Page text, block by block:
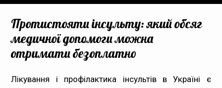
Громадське здоров’я
Протистояти інсульту: який обсяг
медичної допомоги можна
отримати безоплатно
Лікування і профілактика інсультів в Україні є